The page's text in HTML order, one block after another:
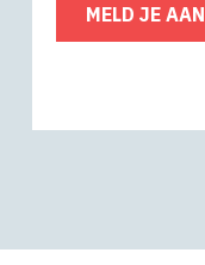
MELD JE AAN